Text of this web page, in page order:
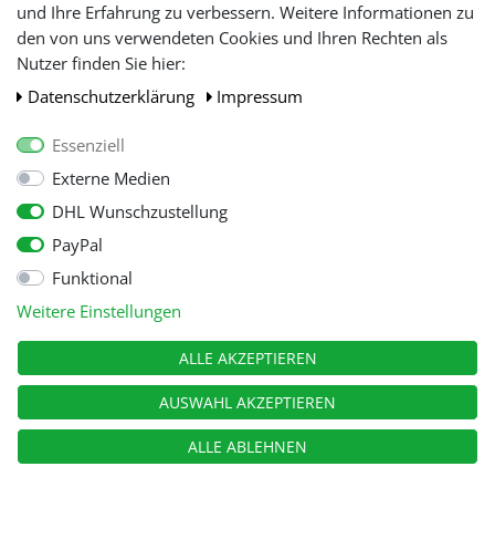
und Ihre Erfahrung zu verbessern. Weitere Informationen zu
den von uns verwendeten Cookies und Ihren Rechten als
Nutzer finden Sie hier:
Daten­schutz­erklärung
Impressum
Essenziell
Externe Medien
DHL Wunschzustellung
PayPal
Funktional
Weitere Einstellungen
ALLE AKZEPTIEREN
AUSWAHL AKZEPTIEREN
ALLE ABLEHNEN
WIR AKZEPTIEREN
© Copyright 2026 Tooltraders GmbH. Alle Rechte vorbehalten